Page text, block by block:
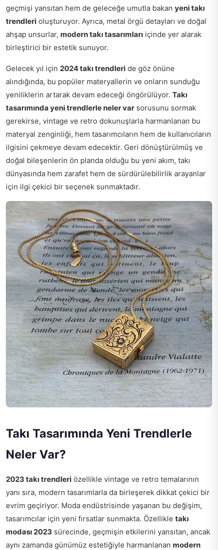
geçmişi yansıtan hem de geleceğe umutla bakan yeni takı
trendleri oluşturuyor. Ayrıca, metal örgü detayları ve doğal
ahşap unsurlar, modern takı tasarımları içinde yer alarak
birleştirici bir estetik sunuyor.
Gelecek yıl için 2024 takı trendleri de göz önüne
alındığında, bu popüler materyallerin ve onların sunduğu
yeniliklerin artarak devam edeceği öngörülüyor. Takı
tasarımında yeni trendlerle neler var sorusunu sormak
gerekirse, vintage ve retro dokunuşlarla harmanlanan bu
materyal zenginliği, hem tasarımcıların hem de kullanıcıların
ilgisini çekmeye devam edecektir. Geri dönüştürülmüş ve
doğal bileşenlerin ön planda olduğu bu yeni akım, takı
dünyasında hem zarafet hem de sürdürülebilirlik arayanlar
için ilgi çekici bir seçenek sunmaktadır.
Takı Tasarımında Yeni Trendlerle
Neler Var?
2023 takı trendleri özellikle vintage ve retro temalarının
yanı sıra, modern tasarımlarla da birleşerek dikkat çekici bir
evrim geçiriyor. Moda endüstrisinde yaşanan bu değişim,
tasarımcılar için yeni fırsatlar sunmakta. Özellikle takı
modası 2023 sürecinde, geçmişin etkilerini yansıtan, ancak
aynı zamanda günümüz estetiğiyle harmanlanan modern